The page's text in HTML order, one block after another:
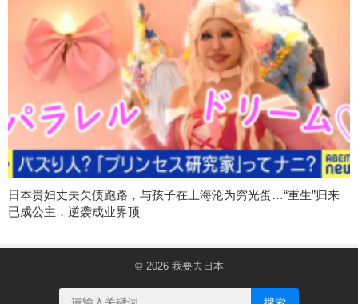
日本贵妇丈夫欠债跑路，与孩子在上海沦为穷光蛋…“重生”归来
已成公主，逆袭成业界顶
© 2026 我要去日本